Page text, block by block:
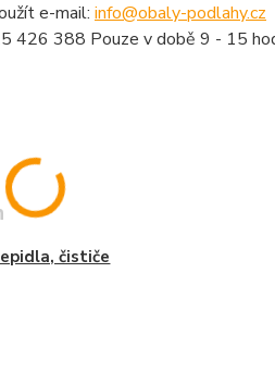
e-mail: info@obaly-podlahy.cz
426 388 Pouze v době 9 - 15
čističe